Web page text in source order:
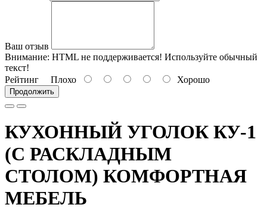
Ваш отзыв
Внимание: HTML не поддерживается! Используйте обычный
текст!
Рейтинг Плохо Хорошо
Продолжить
КУХОННЫЙ УГОЛОК КУ-1
(С РАСКЛАДНЫМ
СТОЛОМ) КОМФОРТНАЯ
МЕБЕЛЬ